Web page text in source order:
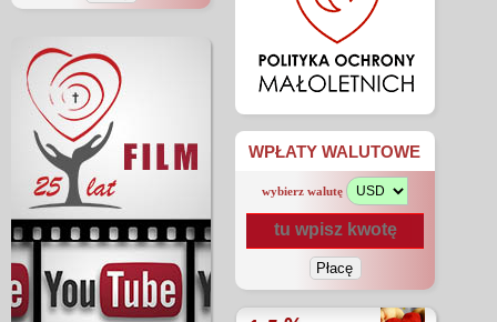
WPŁATY WALUTOWE
wybierz walutę